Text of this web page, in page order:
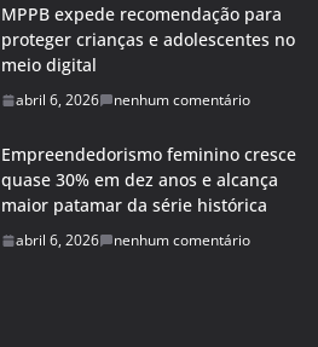
MPPB expede recomendação para
proteger crianças e adolescentes no
meio digital
abril 6, 2026 nenhum comentário
Empreendedorismo feminino cresce
quase 30% em dez anos e alcança
maior patamar da série histórica
abril 6, 2026 nenhum comentário